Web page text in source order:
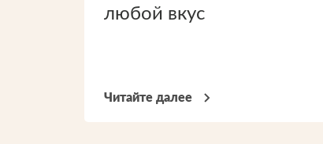
любой вкус
Читайте далее